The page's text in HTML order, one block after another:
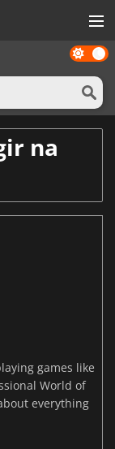
Dark
mode
na
games like
World of
everything